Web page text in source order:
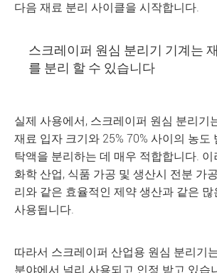
다음 재료 분리 사이클을 시작합니다.
스크레이퍼 원심 분리기 기계는
를 분리 할 수 있습니다
실제 사용에서, 스크레이퍼 원심 분리기
재료 입자 크기와 25% 70% 사이의 농도
탁액을 분리하는 데 매우 적합합니다.
화학 산업, 식품 가공 및 생산시 전분 가
리와 같은 효율적인 제약 생산과 같은 많
사용됩니다.
따라서 스크레이퍼 산업용 원심 분리기
분야에서 널리 사용되고 인정 받고 있습